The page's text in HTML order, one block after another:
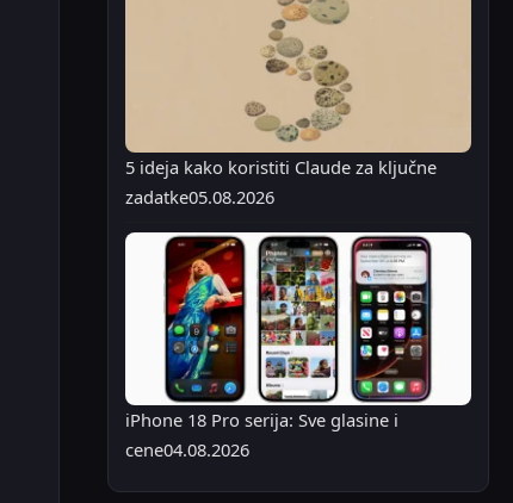
5 ideja kako koristiti Claude za ključne
zadatke05.08.2026
iPhone 18 Pro serija: Sve glasine i
cene04.08.2026